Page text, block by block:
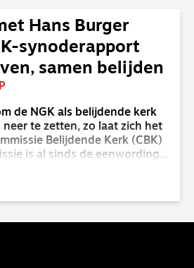
Hans Burger
synoderapport
samen belijden
de NGK als belijdende kerk
te zetten, zo laat zich het
Belijdende Kerk (CBK)
is al sinds de eenwording
actief en kreeg van de
in 2023 de opdracht om
aan de verlevendiging